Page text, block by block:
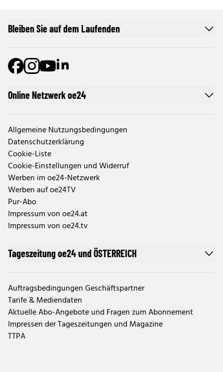
Online Netzwerk oe24
Allgemeine Nutzungsbedingungen
Datenschutzerklärung
Cookie-Liste
Cookie-Einstellungen und Widerruf
Werben im oe24-Netzwerk
Werben auf oe24TV
Pur-Abo
Impressum von oe24.at
Impressum von oe24.tv
Tageszeitung oe24 und ÖSTERREICH
Auftragsbedingungen Geschäftspartner
Tarife & Mediendaten
Aktuelle Abo-Angebote und Fragen zum Abonnement
Impressen der Tageszeitungen und Magazine
TTPA
Bleiben Sie auf dem Laufenden